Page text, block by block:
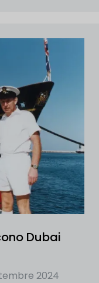
Dubai
2024